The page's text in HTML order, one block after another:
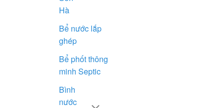
Hà
Bể nước lắp
ghép
Bể phốt thông
minh Septic
Bình
nước